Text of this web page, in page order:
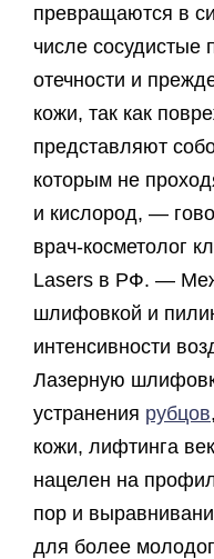
превращаются в
числе сосудистые
отечности и
кожи, так как
представляют
которым не
и кислород, —
врач-косметолог
Lasers в РФ. —
шлифовкой и
интенсивности
Лазерную
устранения рубцов
кожи, лифтинга
нацелен на
пор и
для более